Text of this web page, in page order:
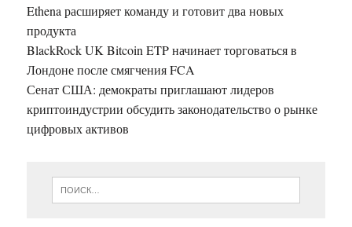
Ethena расширяет команду и готовит два новых
продукта
BlackRock UK Bitcoin ETP начинает торговаться в
Лондоне после смягчения FCA
Сенат США: демократы приглашают лидеров
криптоиндустрии обсудить законодательство о рынке
цифровых активов